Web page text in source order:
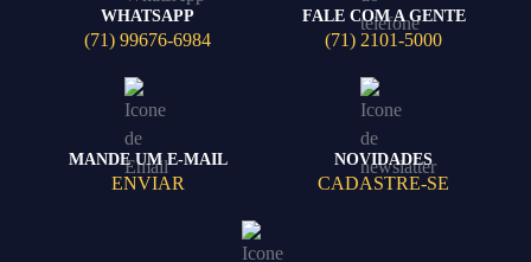
WHATSAPP
(71) 99676-6984
FALE COM A GENTE
(71) 2101-5000
MANDE UM E-MAIL
ENVIAR
NOVIDADES
CADASTRE-SE